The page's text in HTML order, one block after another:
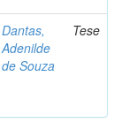
Dantas,
Adenilde
de Souza
Tese